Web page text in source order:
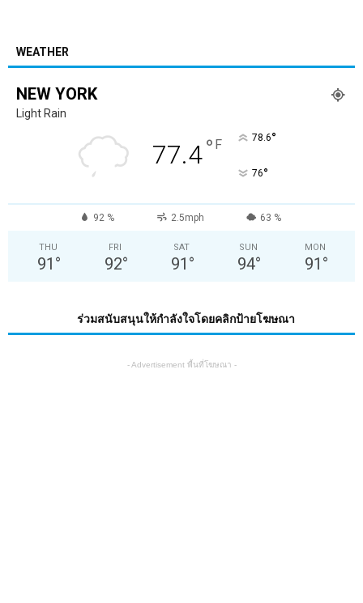
WEATHER
NEW YORK
Light Rain
77.4° F 78.6°
76°
92 % 2.5mph 63 %
THU
91 °
FRI
92°
SAT
91 °
SUN
94°
MON
91 °
ร่วมสนับสนุนให้กำลังใจโดยคลิกป้ายโฆษณา
- Advertisement พื้นที่โฆษณา -